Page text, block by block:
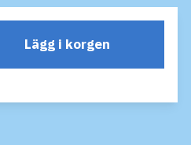
Lägg i korgen